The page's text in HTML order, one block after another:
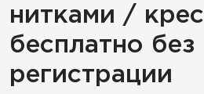
нитками /
бесплатно без
регистрации